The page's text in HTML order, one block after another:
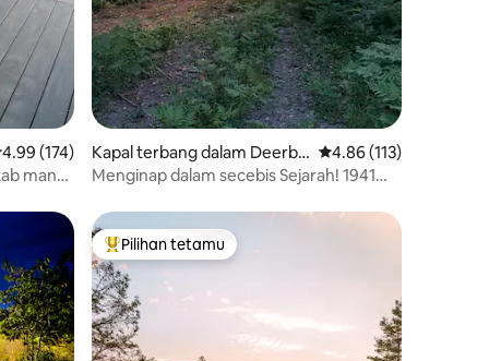
purata 4.99 daripada 5, 174 ulasan
4.99 (174)
mandi
Kapal terbang dalam Deerbr
ook
Penarafan purata 4.86
4.86 (113)
Menginap dalam secebis Sejarah! 1941
Pilihan utama tetamu
Pilihan tetamu